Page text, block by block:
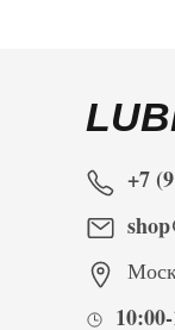
+7